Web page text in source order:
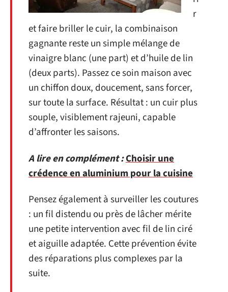
r
et faire briller le cuir, la combinaison
gagnante reste un simple mélange de
vinaigre blanc (une part) et d’huile de lin
(deux parts). Passez ce soin maison avec
un chiffon doux, doucement, sans forcer,
sur toute la surface. Résultat : un cuir plus
souple, visiblement rajeuni, capable
d’affronter les saisons.
A lire en complément :Choisir une
crédence en aluminium pour la cuisine
Pensez également à surveiller les coutures
: un fil distendu ou près de lâcher mérite
une petite intervention avec fil de lin ciré
et aiguille adaptée. Cette prévention évite
des réparations plus complexes par la
suite.